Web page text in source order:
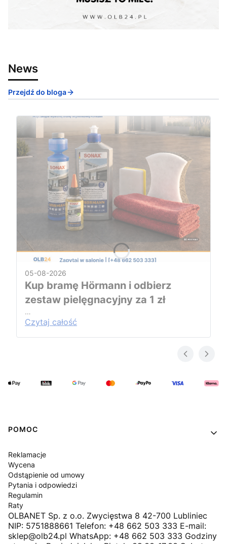
News
Przejdź do bloga
05-08-2026
Kup bramę Hörmann i odbierz
zestaw pielęgnacyjny za 1 zł
…
Czytaj całość
Linki w stopce
POMOC
Reklamacje
Wycena
Odstąpienie od umowy
Pytania i odpowiedzi
Regulamin
Raty
OLBANET Sp. z o.o. Zwycięstwa 8 42-700 Lubliniec
NIP: 5751888661 Telefon: +48 662 503 333 E-mail:
sklep@olb24.pl WhatsApp: +48 662 503 333 Godziny